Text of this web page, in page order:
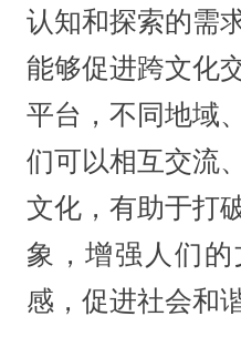
认知和探索的需
能够促进跨文化
平台，不同地域
们可以相互交流
文化，有助于打
象，增强人们
感，促进社会和